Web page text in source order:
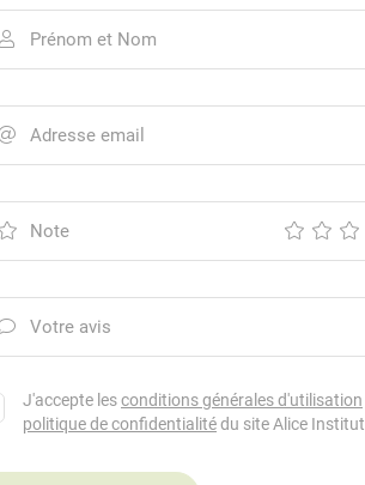
 Prénom et Nom
Adresse email
Note
Votre avis
J'accepte lesconditions générales d'utilisation
politique de confidentialitédu siteAlice Institut